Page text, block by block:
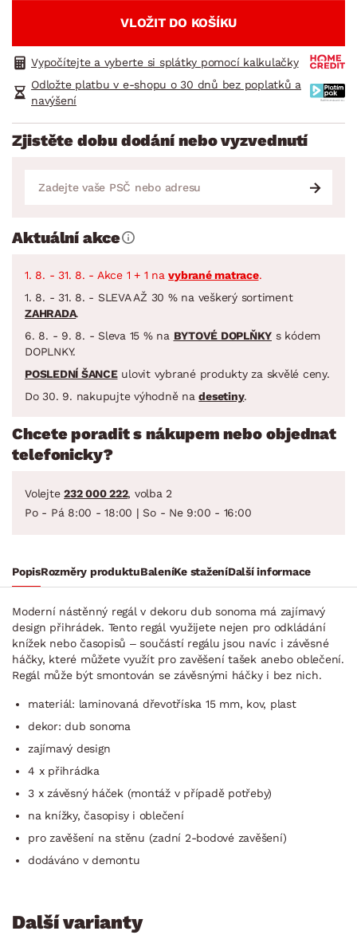
VLOŽIT DO KOŠÍKU
Vypočítejte a vyberte si splátky pomocí kalkulačky
Odložte platbu v e-shopu o 30 dnů bez poplatků a
navýšení
Zjistěte dobu dodání nebo vyzvednutí
Aktuální akce
1. 8. - 31. 8. - Akce 1 + 1 navybrané matrace.
1. 8. - 31. 8. - SLEVA AŽ 30 % na veškerý sortiment
ZAHRADA.
6. 8. - 9. 8. - Sleva 15 % na BYTOVÉ DOPLŇKY s kódem
DOPLNKY.
POSLEDNÍ ŠANCEulovit vybrané produkty za skvělé ceny.
Do 30. 9. nakupujte výhodně nadesetiny.
Chcete poradit s nákupem nebo objednat
telefonicky?
Volejte 232 000 222, volba 2
Po - Pá 8:00 - 18:00 | So - Ne 9:00 - 16:00
PopisRozměry produktuBaleníKe staženíDalší informace
Moderní nástěnný regál v dekoru dub sonoma má zajímavý
design přihrádek. Tento regál využijete nejen pro odkládání
knížek nebo časopisů – součástí regálu jsou navíc i závěsné
háčky, které můžete využít pro zavěšení tašek anebo oblečení.
Regál může být smontován se závěsnými háčky i bez nich.
materiál: laminovaná dřevotříska 15 mm, kov, plast
dekor: dub sonoma
zajímavý design
4 x přihrádka
3 x závěsný háček (montáž v případě potřeby)
na knížky, časopisy i oblečení
pro zavěšení na stěnu (zadní 2-bodové zavěšení)
dodáváno v demontu
Další varianty